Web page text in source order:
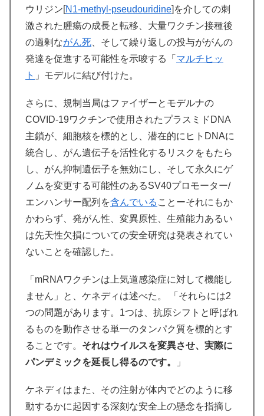
ウリジン[N1-methyl-pseudouridine]を介しての刺
激された腫瘍の成長と転移、大量ワクチン接種後
の過剰ながん死 、そして繰り返しの投与ががんの
発達を促進する可能性を示唆する「 マルチヒッ
ト 」モデルに結び付けた。
さらに、規制当局はファイザーとモデルナの
COVID-19ワクチンで使用されたプラスミドDNA
主鎖が、細胞核を標的とし、潜在的にヒトDNAに
統合し、がん遺伝子を活性化するリスクをもたら
し、がん抑制遺伝子を無効にし、そして永久にゲ
ノムを変更する可能性のあるSV40プロモーター/
エンハンサー配列を含んでいる ことーそれにもか
かわらず、発がん性、変異原性、生殖能力あるい
は先天性欠損についての安全研究は発表されてい
ないことを確認した。
「mRNAワクチンは上気道感染症に対して機能し
ません」と、ケネディは述べた。 「それらには2
つの問題があります。1つは、抗原シフトと呼ばれ
るものを動作させる単一のタンパク質を標的とす
ることです。 それはウイルスを変異させ、実際に
パンデミックを延長し得るのです。
」
ケネディはまた、その注射が体内でどのように移
動するかに起因する深刻な安全上の懸念を指摘し